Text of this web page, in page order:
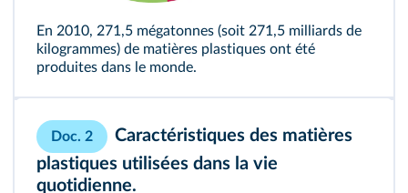
En 2010, 271,5 mégatonnes (soit 271,5 milliards de
kilogrammes) de matières plastiques ont été
produites dans le monde.
Doc. 2
Caractéristiques des matières
plastiques utilisées dans la vie
quotidienne.